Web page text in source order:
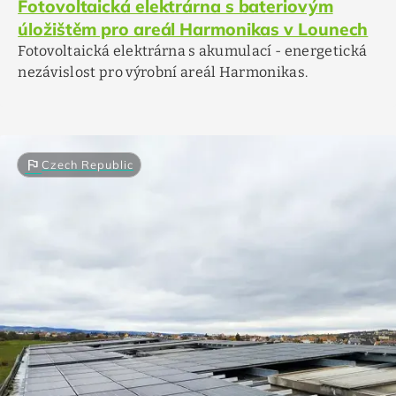
Fotovoltaická elektrárna s bateriovým
úložištěm pro areál Harmonikas v Lounech
Fotovoltaická elektrárna s akumulací - energetická
nezávislost pro výrobní areál Harmonikas.
flag Czech Republic